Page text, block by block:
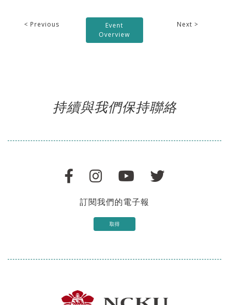
< Previous
Event
Overview
Next >
持續與我們保持聯絡
訂閱我們的電子報
取得